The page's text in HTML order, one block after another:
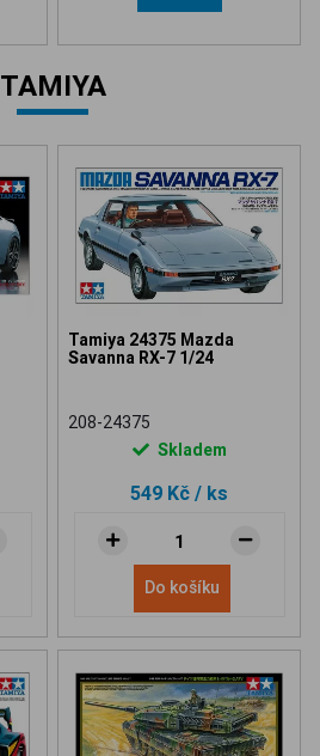
TAMIYA
Tamiya 24375 Mazda
Savanna RX-7 1/24
208-24375
Skladem
549 Kč / ks
Do košíku